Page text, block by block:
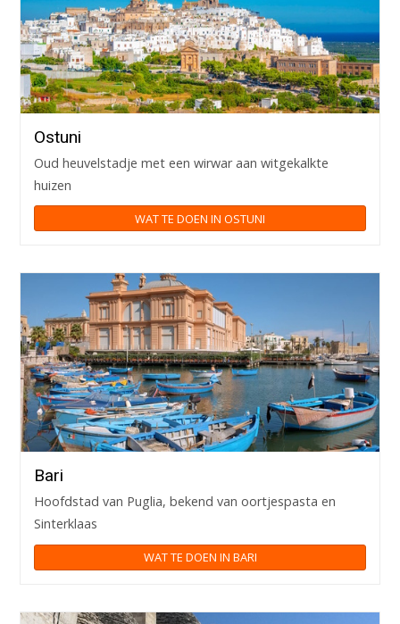
Ostuni
Oud heuvelstadje met een wirwar aan witgekalkte
huizen
WAT TE DOEN IN OSTUNI
Bari
Hoofdstad van Puglia, bekend van oortjespasta en
Sinterklaas
WAT TE DOEN IN BARI